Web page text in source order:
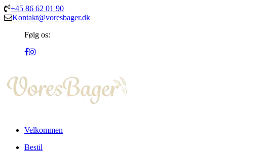
+45 86 62 01 90
Kontakt@voresbager.dk
Følg os:
Velkommen
Bestil